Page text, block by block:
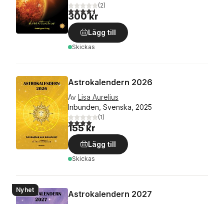
4,5utav 5 stjärnor. Totalt antal röster:
(2)
300 kr
Lägg till
Skickas
Astrokalendern 2026
Av Lisa Aurelius
Inbunden, Svenska, 2025
4,0utav 5 stjärnor. Totalt antal röster:
(1)
155 kr
Lägg till
Skickas
Nyhet Astrokalendern 2027